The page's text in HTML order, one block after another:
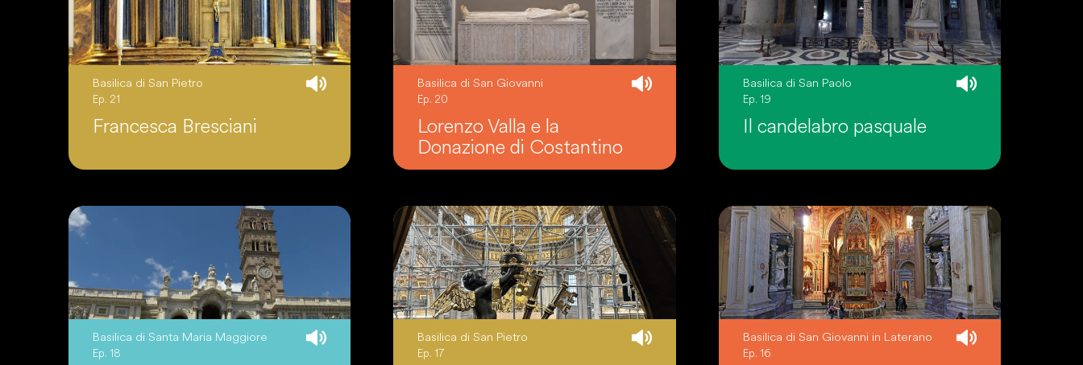
Basilica di San Pietro
Ep. 21
Francesca Bresciani
Basilica di San Giovanni
Ep. 20
Lorenzo Valla e la
Donazione di Costantino
Basilica di San Paolo
Ep. 19
Il candelabro pasquale
Basilica di Santa Maria Maggiore
Ep. 18
Basilica di San Pietro
Ep. 17
Basilica di San Giovanni in Laterano
Ep. 16